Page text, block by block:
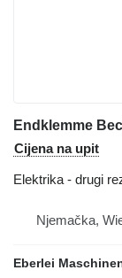
Endklemme
Cijena na upit
Elektrika - drugi
Njemačka,
Eberlei